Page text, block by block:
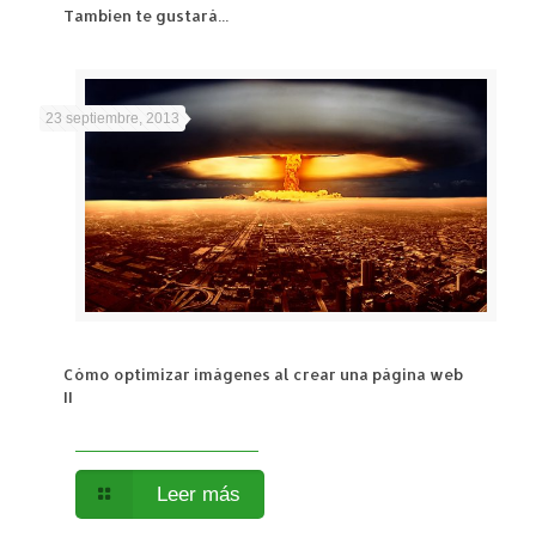
Tambien te gustará...
23 septiembre, 2013
Cómo optimizar imágenes al crear una página web
II
Leer más